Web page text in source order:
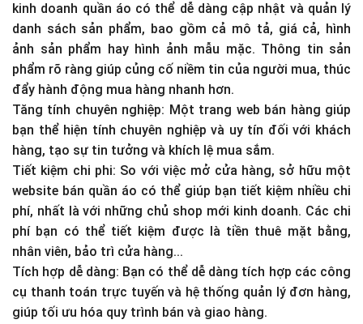
kinh doanh quần áo có thể dễ dàng cập nhật và quản lý
danh sách sản phẩm, bao gồm cả mô tả, giá cả, hình
ảnh sản phẩm hay hình ảnh mẫu mặc. Thông tin sản
phẩm rõ ràng giúp củng cố niềm tin của người mua, thúc
đẩy hành động mua hàng nhanh hơn.
Tăng tính chuyên nghiệp: Một trang web bán hàng giúp
bạn thể hiện tính chuyên nghiệp và uy tín đối với khách
hàng, tạo sự tin tưởng và khích lệ mua sắm.
Tiết kiệm chi phi: So với việc mở cửa hàng, sở hữu một
website bán quần áo có thể giúp bạn tiết kiệm nhiều chi
phí, nhất là với những chủ shop mới kinh doanh. Các chi
phí bạn có thể tiết kiệm được là tiền thuê mặt bằng,
nhân viên, bảo trì cửa hàng...
Tích hợp dễ dàng: Bạn có thể dễ dàng tích hợp các công
cụ thanh toán trực tuyến và hệ thống quản lý đơn hàng,
giúp tối ưu hóa quy trình bán và giao hàng.